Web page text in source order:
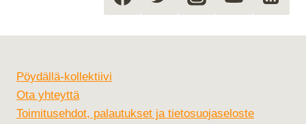
Pöydällä-kollektiivi
Ota yhteyttä
Toimitusehdot, palautukset ja tietosuojaseloste